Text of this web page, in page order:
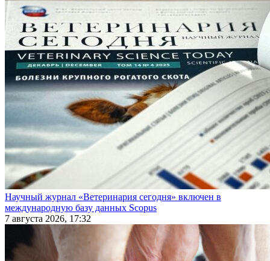
Научный журнал «Ветеринария сегодня» включен в
международную базу данных Scopus
7 августа 2026, 17:32